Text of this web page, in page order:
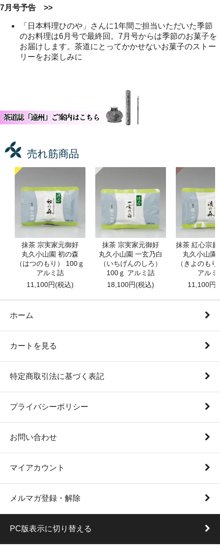
7月号予告 >>
「日本料理ひのや」さんに1年間ご担当いただいた季節
のお料理は6月号で最終回。7月号からは季節のお菓子を
お届けします。茶道にとってかかせないお菓子のストー
リーをお楽しみに
売れ筋商品
抹茶 宗実家元御好
丸久小山園 初の森
（はつのもり） 100ｇ
アルミ詰
11,100円(税込)
抹茶 宗実家元御好
丸久小山園 一玄乃白
（いちげんのしろ）
100ｇ アルミ詰
18,100円(税込)
抹茶 紅心宗
丸久小山園
（きよのも
アルミ
11,100円(
ホーム
カートを見る
特定商取引法に基づく表記
プライバシーポリシー
お問い合わせ
マイアカウント
メルマガ登録・解除
PC版表示に切り替える